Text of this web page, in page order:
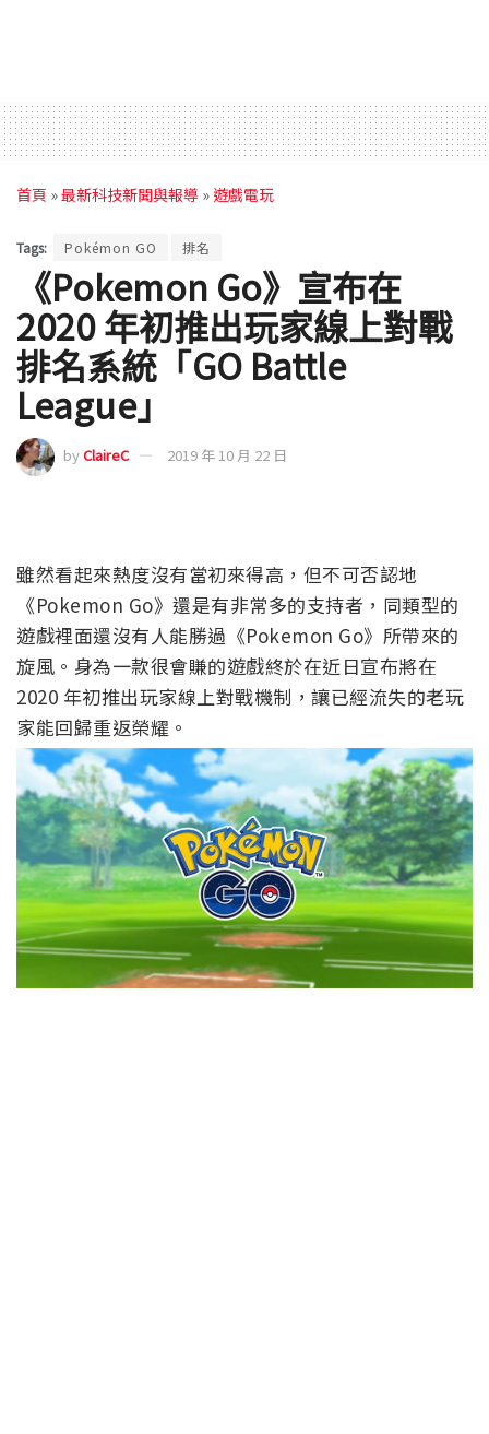
首頁 »最新科技新聞與報導 »遊戲電玩
Tags: Pokémon GO 排名
《Pokemon Go》宣布在
2020 年初推出玩家線上對戰
排名系統「GO Battle
League」
byClaireC 2019 年 10 月 22 日
雖然看起來熱度沒有當初來得高，但不可否認地
《Pokemon Go》還是有非常多的支持者，同類型的
遊戲裡面還沒有人能勝過《Pokemon Go》所帶來的
旋風。身為一款很會賺的遊戲終於在近日宣布將在
2020 年初推出玩家線上對戰機制，讓已經流失的老玩
家能回歸重返榮耀。